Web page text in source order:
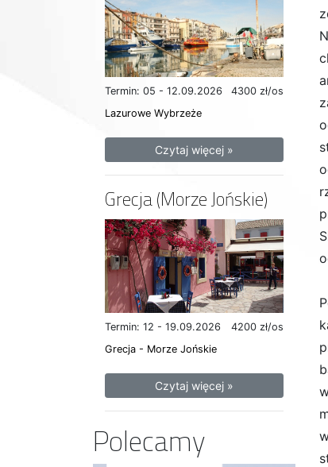
Termin: 05 - 12.09.2026
4300 zł/os
Lazurowe Wybrzeże
Czytaj więcej »
Grecja (Morze Jońskie)
Termin: 12 - 19.09.2026
4200 zł/os
Grecja - Morze Jońskie
Czytaj więcej »
Polecamy